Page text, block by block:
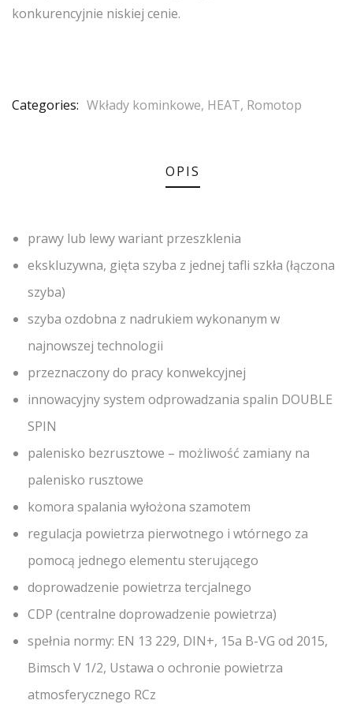
konkurencyjnie niskiej cenie.
Categories: Wkłady kominkowe, HEAT, Romotop
OPIS
prawy lub lewy wariant przeszklenia
ekskluzywna, gięta szyba z jednej tafli szkła (łączona
szyba)
szyba ozdobna z nadrukiem wykonanym w
najnowszej technologii
przeznaczony do pracy konwekcyjnej
innowacyjny system odprowadzania spalin DOUBLE
SPIN
palenisko bezrusztowe – możliwość zamiany na
palenisko rusztowe
komora spalania wyłożona szamotem
regulacja powietrza pierwotnego i wtórnego za
pomocą jednego elementu sterującego
doprowadzenie powietrza tercjalnego
CDP (centralne doprowadzenie powietrza)
spełnia normy: EN 13 229, DIN+, 15a B-VG od 2015,
Bimsch V 1/2, Ustawa o ochronie powietrza
atmosferycznego RCz